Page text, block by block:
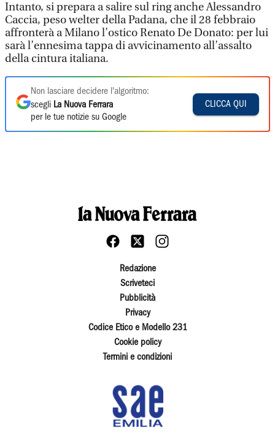
Intanto, si prepara a salire sul ring anche Alessandro
Caccia, peso welter della Padana, che il 28 febbraio
affronterà a Milano l’ostico Renato De Donato: per lui
sarà l’ennesima tappa di avvicinamento all’assalto
della cintura italiana.
Non lasciare decidere l'algoritmo:
scegli La Nuova Ferrara
per le tue notizie su Google
CLICCA QUI
Redazione
Scriveteci
Pubblicità
Privacy
Codice Etico e Modello 231
Cookie policy
Termini e condizioni